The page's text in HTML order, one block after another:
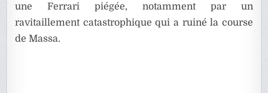
une Ferrari piégée, notamment par un
ravitaillement catastrophique qui a ruiné la course
de Massa.